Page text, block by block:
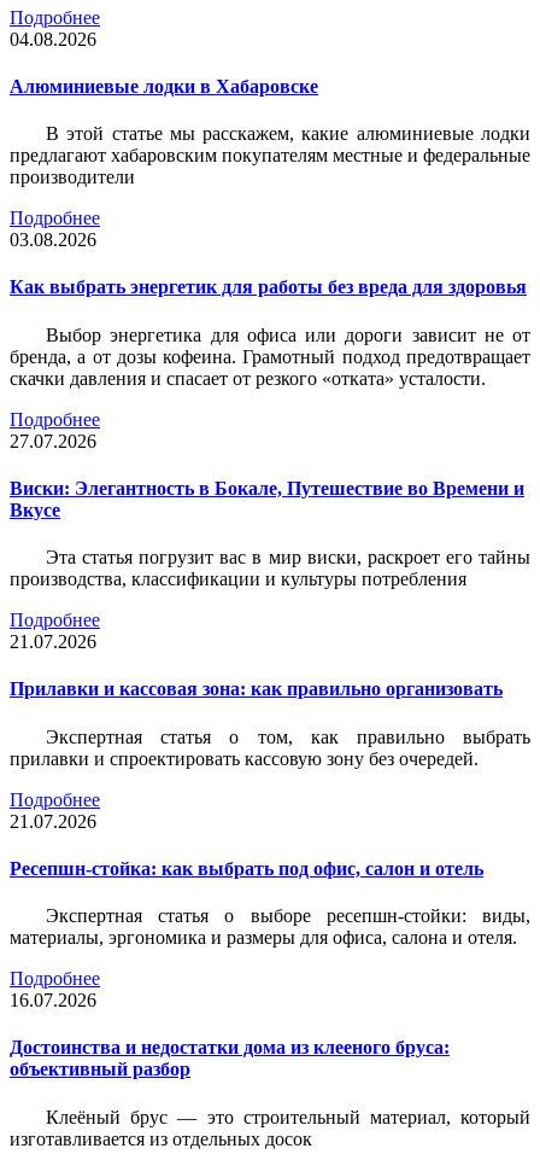
Подробнее
04.08.2026
Алюминиевые лодки в Хабаровске
В этой статье мы расскажем, какие алюминиевые лодки
предлагают хабаровским покупателям местные и федеральные
производители
Подробнее
03.08.2026
Как выбрать энергетик для работы без вреда для здоровья
Выбор энергетика для офиса или дороги зависит не от
бренда, а от дозы кофеина. Грамотный подход предотвращает
скачки давления и спасает от резкого «отката» усталости.
Подробнее
27.07.2026
Виски: Элегантность в Бокале, Путешествие во Времени и
Вкусе
Эта статья погрузит вас в мир виски, раскроет его тайны
производства, классификации и культуры потребления
Подробнее
21.07.2026
Прилавки и кассовая зона: как правильно организовать
Экспертная статья о том, как правильно выбрать
прилавки и спроектировать кассовую зону без очередей.
Подробнее
21.07.2026
Ресепшн-стойка: как выбрать под офис, салон и отель
Экспертная статья о выборе ресепшн-стойки: виды,
материалы, эргономика и размеры для офиса, салона и отеля.
Подробнее
16.07.2026
Достоинства и недостатки дома из клееного бруса:
объективный разбор
Клеёный брус — это строительный материал, который
изготавливается из отдельных досок